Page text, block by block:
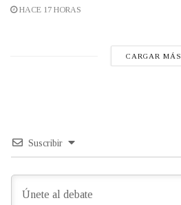
HACE 17 HORAS
CARGAR MÁS
Suscribir